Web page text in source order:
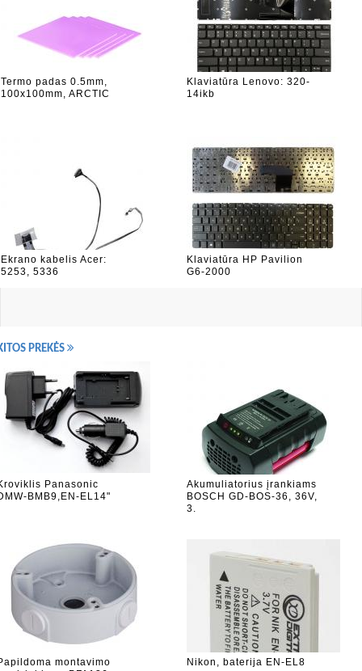
Termo padas 0.5mm,
100x100mm, ARCTIC
Klaviatūra Lenovo: 320-
14ikb
Ekrano kabelis Acer:
5253, 5336
Klaviatūra HP Pavilion
G6-2000
PREKĖS
Panasonic
BMB9,EN-EL14"
Akumuliatorius įrankiams
BOSCH GD-BOS-36, 36V,
3.
montavimo
Nikon, baterija EN-EL8